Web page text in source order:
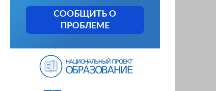
СООБЩИТЬ О
ПРОБЛЕМЕ